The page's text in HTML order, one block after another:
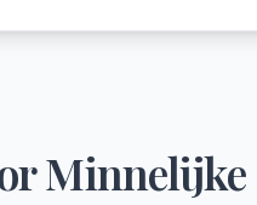
Minnelijke